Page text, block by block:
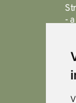
- a
that